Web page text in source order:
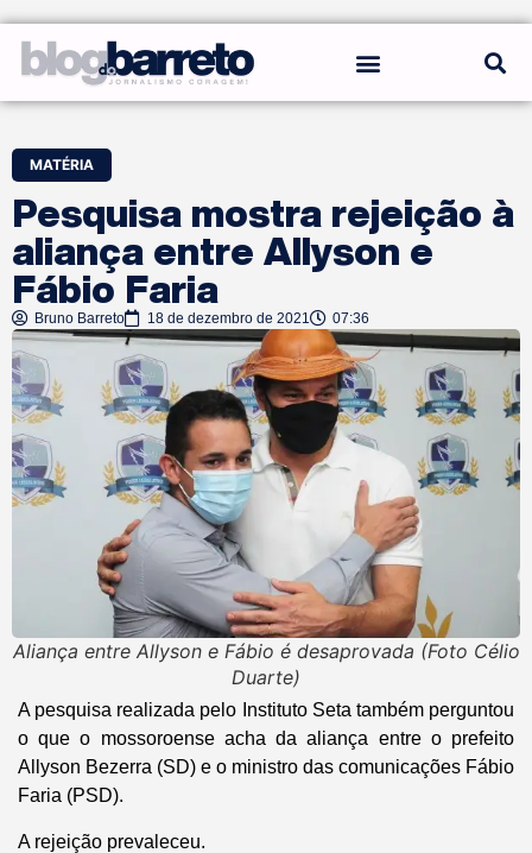
MATÉRIA
Pesquisa mostra rejeição à
aliança entre Allyson e
Fábio Faria
Bruno Barreto 18 de dezembro de 2021 07:36
Aliança entre Allyson e Fábio é desaprovada (Foto Célio
Duarte)
A pesquisa realizada pelo Instituto Seta também perguntou
o que o mossoroense acha da aliança entre o prefeito
Allyson Bezerra (SD) e o ministro das comunicações Fábio
Faria (PSD).
A rejeição prevaleceu.